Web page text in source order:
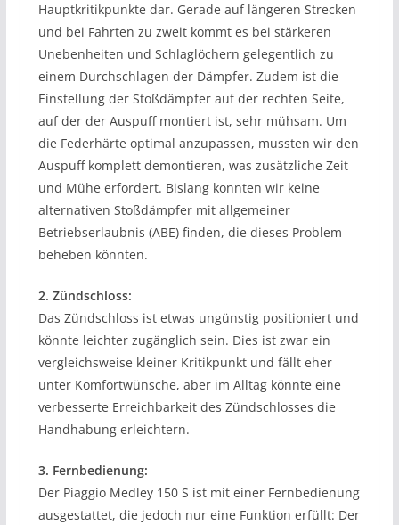
Hauptkritikpunkte dar. Gerade auf längeren Strecken
und bei Fahrten zu zweit kommt es bei stärkeren
Unebenheiten und Schlaglöchern gelegentlich zu
einem Durchschlagen der Dämpfer. Zudem ist die
Einstellung der Stoßdämpfer auf der rechten Seite,
auf der der Auspuff montiert ist, sehr mühsam. Um
die Federhärte optimal anzupassen, mussten wir den
Auspuff komplett demontieren, was zusätzliche Zeit
und Mühe erfordert. Bislang konnten wir keine
alternativen Stoßdämpfer mit allgemeiner
Betriebserlaubnis (ABE) finden, die dieses Problem
beheben könnten.
2. Zündschloss:
Das Zündschloss ist etwas ungünstig positioniert und
könnte leichter zugänglich sein. Dies ist zwar ein
vergleichsweise kleiner Kritikpunkt und fällt eher
unter Komfortwünsche, aber im Alltag könnte eine
verbesserte Erreichbarkeit des Zündschlosses die
Handhabung erleichtern.
3. Fernbedienung:
Der Piaggio Medley 150 S ist mit einer Fernbedienung
ausgestattet, die jedoch nur eine Funktion erfüllt: Der